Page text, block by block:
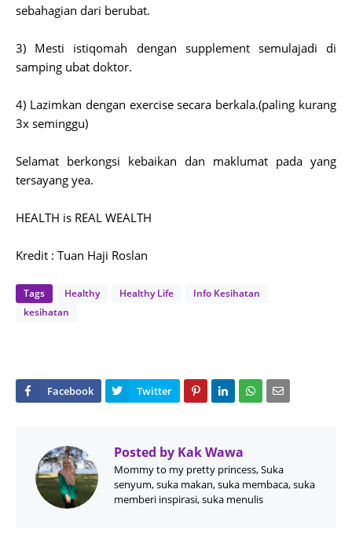
sebahagian dari berubat.
3) Mesti istiqomah dengan supplement semulajadi di
samping ubat doktor.
4) Lazimkan dengan exercise secara berkala.(paling kurang
3x seminggu)
Selamat berkongsi kebaikan dan maklumat pada yang
tersayang yea.
HEALTH is REAL WEALTH
Kredit : Tuan Haji Roslan
Tags Healthy Healthy Life
Info Kesihatan
kesihatan
Posted by Kak Wawa
Mommy to my pretty princess, Suka
senyum, suka makan, suka membaca, suka
memberi inspirasi, suka menulis